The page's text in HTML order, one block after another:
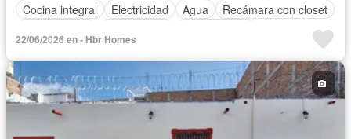
Cocina integral
Electricidad Agua
Recámara con closet
Permite mascotas
Sin amueblar
22/06/2026 en - Hbr Homes